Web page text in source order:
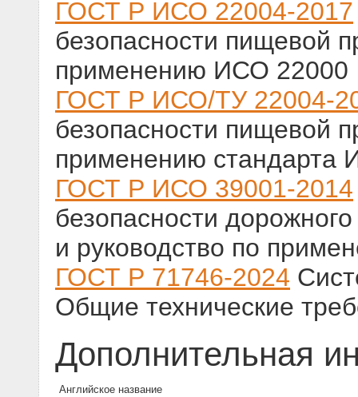
ГОСТ Р ИСО 22004-2017
безопасности пищевой
применению ИСО 22000
ГОСТ Р ИСО/ТУ 22004-
безопасности пищевой
применению стандарта
ГОСТ Р ИСО 39001-2014
безопасности
и руководство по
ГОСТ Р 71746-2024
Общие технические
Дополнительная
Английское название